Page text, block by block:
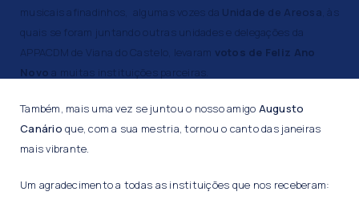
musicais afinadinhos, algumas vozes da Unidade de Areosa , às
quais se foram juntando outras unidades e delegações da
APPACDM de Viana do Castelo, levaram votos de Feliz Ano
Novo a muitas instituições parceiras.
Também, mais uma vez se juntou o nosso amigo Augusto
Canário que, com a sua mestria, tornou o canto das janeiras
mais vibrante.
Um agradecimento a todas as instituições que nos receberam: